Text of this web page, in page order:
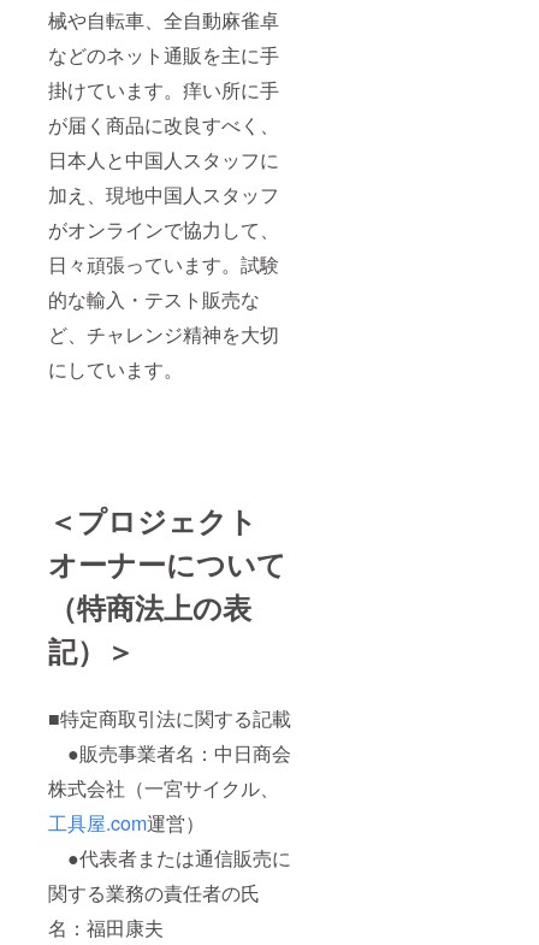
械や自転車、全自動麻雀卓
などのネット通販を主に手
掛けています。痒い所に手
が届く商品に改良すべく、
日本人と中国人スタッフに
加え、現地中国人スタッフ
がオンラインで協力して、
日々頑張っています。試験
的な輸入・テスト販売な
ど、チャレンジ精神を大切
にしています。
＜プロジェクト
オーナーについて
（特商法上の表
記）＞
■特定商取引法に関する記載
●販売事業者名：中日商会
株式会社（一宮サイクル、
工具屋.com運営）
●代表者または通信販売に
関する業務の責任者の氏
名：福田康夫